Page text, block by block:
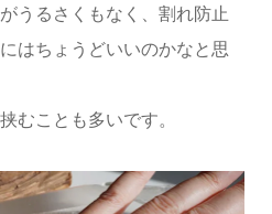
うるさくもなく、割れ防止
はちょうどいいのかなと思
むことも多いです。